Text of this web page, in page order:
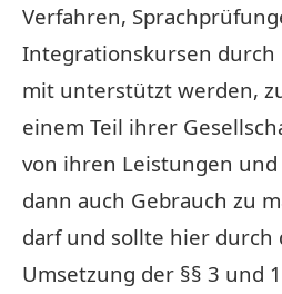
Verfahren,
Integrationskursen
mit unterstützt werden,
einem Teil ihrer
von ihren Leistungen
dann auch Gebrauch zu
darf und sollte hier durch
Umsetzung der §§ 3 und